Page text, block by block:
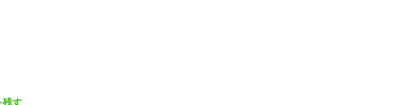
残す